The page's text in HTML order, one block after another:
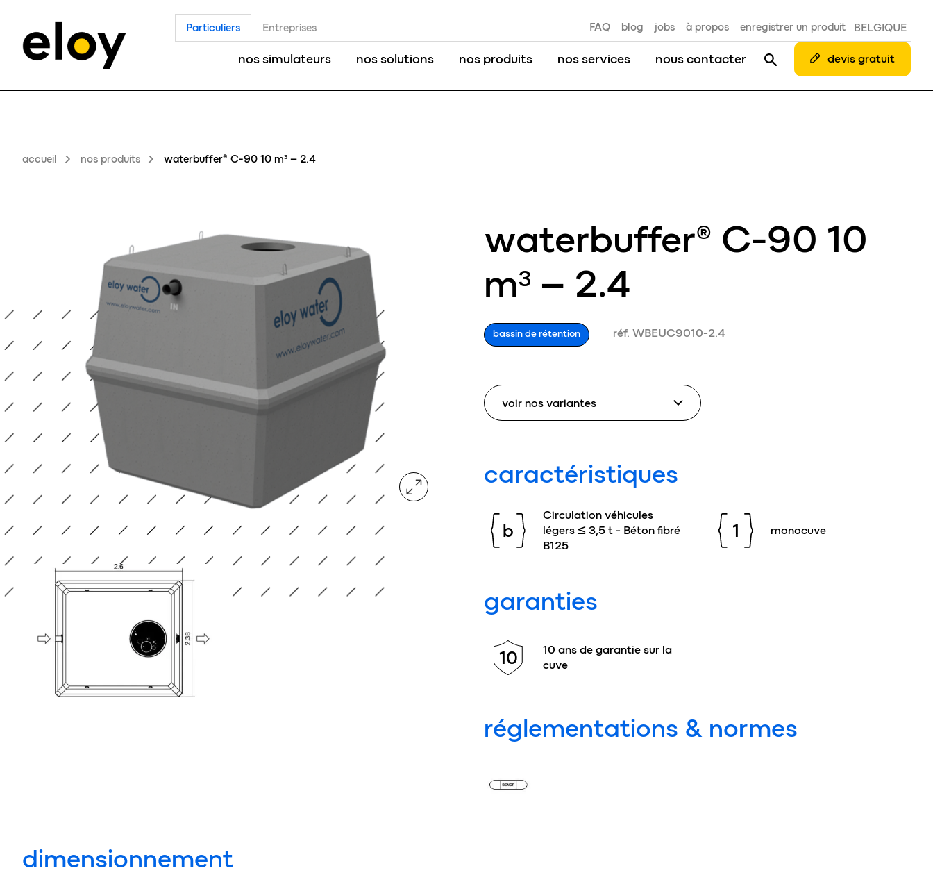
Particuliers Entreprises FAQ blog jobs à propos enregistrer un produit BELGIQUE
nos simulateurs nos solutions nos produits nos services nous contacter devis gratuit
accueil nos produits waterbuffer® C-90 10 m³ – 2.4
agrandir l'image
waterbuffer® C-90 10
m³ – 2.4
bassin de rétention réf. WBEUC9010-2.4
caractéristiques
b
Circulation véhicules
légers ≤ 3,5 t - Béton fibré
B125
1 monocuve
garanties
10
10 ans de garantie sur la
cuve
réglementations & normes
dimensionnement